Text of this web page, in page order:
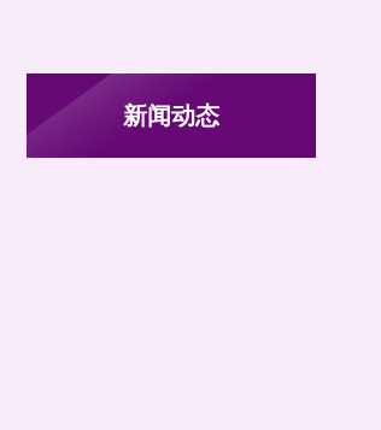
新闻动态